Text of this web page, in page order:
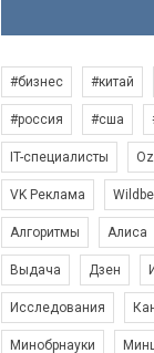
#бизнес #китай
#россия #сша
IT-специалисты
VK Реклама
Алгоритмы Алиса
Выдача Дзен
Исследования
Минобрнауки